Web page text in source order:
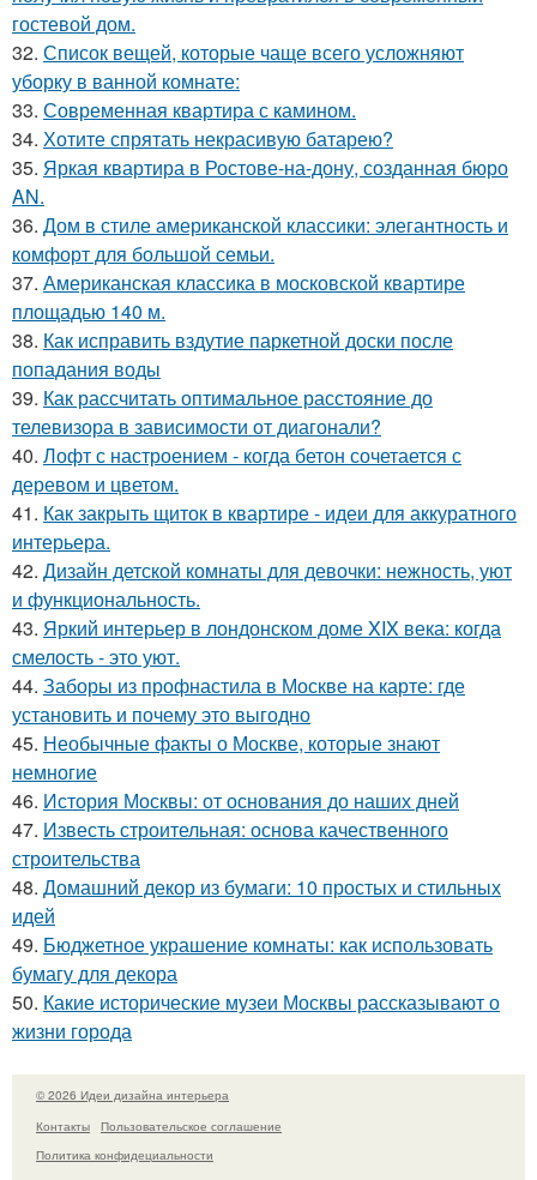
гостевой дом.
32. Список вещей, которые чаще всего усложняют
уборку в ванной комнате:
33. Современная квартира с камином.
34. Хотите спрятать некрасивую батарею?
35. Яркая квартира в Ростове-на-дону, созданная бюро
AN.
36. Дом в стиле американской классики: элегантность и
комфорт для большой семьи.
37. Американская классика в московской квартире
площадью 140 м.
38. Как исправить вздутие паркетной доски после
попадания воды
39. Как рассчитать оптимальное расстояние до
телевизора в зависимости от диагонали?
40. Лофт с настроением - когда бетон сочетается с
деревом и цветом.
41. Как закрыть щиток в квартире - идеи для аккуратного
интерьера.
42. Дизайн детской комнаты для девочки: нежность, уют
и функциональность.
43. Яркий интерьер в лондонском доме XIX века: когда
смелость - это уют.
44. Заборы из профнастила в Москве на карте: где
установить и почему это выгодно
45. Необычные факты о Москве, которые знают
немногие
46. История Москвы: от основания до наших дней
47. Известь строительная: основа качественного
строительства
48. Домашний декор из бумаги: 10 простых и стильных
идей
49. Бюджетное украшение комнаты: как использовать
бумагу для декора
50. Какие исторические музеи Москвы рассказывают о
жизни города
© 2026 Идеи дизайна интерьера
Контакты
Пользовательское соглашение
Политика конфидециальности